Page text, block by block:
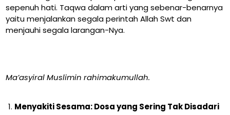
sepenuh hati. Taqwa dalam arti yang sebenar-benarnya
yaitu menjalankan segala perintah Allah Swt dan
menjauhi segala larangan-Nya.
Ma’asyiral Muslimin rahimakumullah.
Menyakiti Sesama: Dosa yang Sering Tak Disadari